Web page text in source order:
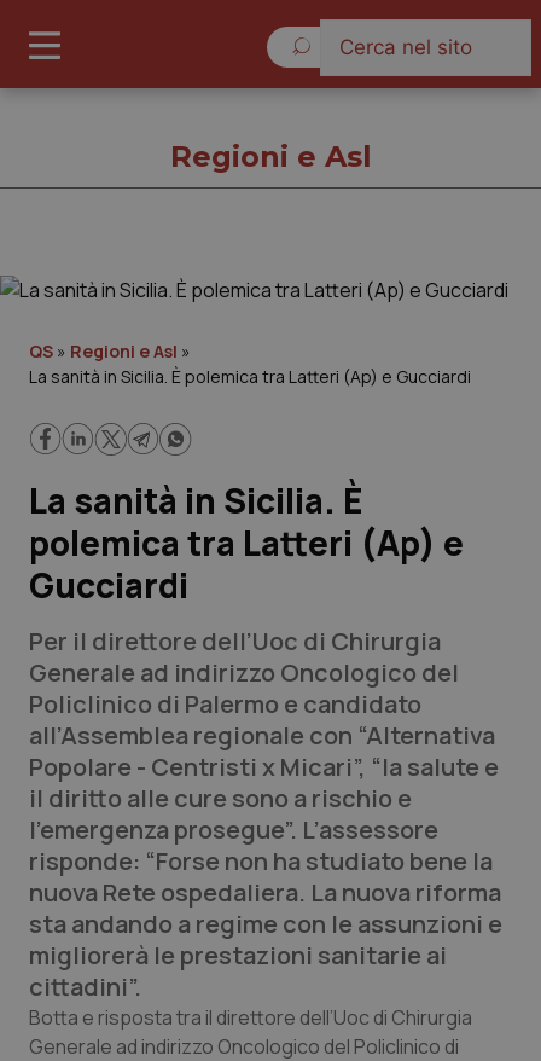
Cronache
Lavoro e Professioni
Scienza e Farmaci
Studi e Analisi
Lettere al direttore
Edizioni Regionali
QS Pro
Professionisti Sanitari.AI
Abruzzo
Basilicata
QS Pro Gold
Artrite & artrosi
QS Club Newsletter
Regioni e Asl
QS » Regioni e Asl »
La sanità in Sicilia. È polemica tra Latteri (Ap) e Gucciardi
La sanità in Sicilia. È
polemica tra Latteri (Ap) e
Gucciardi
Per il direttore dell’Uoc di Chirurgia
Generale ad indirizzo Oncologico del
Policlinico di Palermo e candidato
all’Assemblea regionale con “Alternativa
Popolare - Centristi x Micari”, “la salute e
il diritto alle cure sono a rischio e
l’emergenza prosegue”. L’assessore
risponde: “Forse non ha studiato bene la
nuova Rete ospedaliera. La nuova riforma
sta andando a regime con le assunzioni e
migliorerà le prestazioni sanitarie ai
cittadini”.
Botta e risposta tra il direttore dell’Uoc di Chirurgia
Generale ad indirizzo Oncologico del Policlinico di